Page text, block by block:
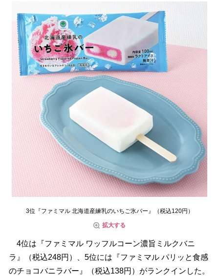
3位『ファミマル 北海道産練乳のいちご氷バー』（税込120円）
拡大する
4位は『ファミマル ワッフルコーン濃旨ミルクバニ
ラ』（税込248円）、5位には『ファミマル パリッと食感
のチョコバニラバー』（税込138円）がランクインした。